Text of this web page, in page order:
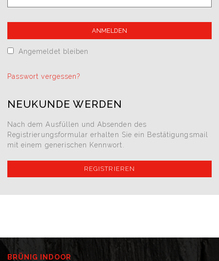
Angemeldet bleiben
Passwort vergessen?
NEUKUNDE WERDEN
Nach dem Ausfüllen und Absenden des
Registrierungsformular erhalten Sie ein Bestätigungsmail
mit einem generischen Kennwort.
REGISTRIEREN
BRÜNIG INDOOR